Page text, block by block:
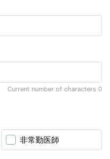
Current number of characters 0
非常勤医師